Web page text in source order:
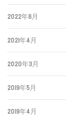
2022年6月
2021年4月
2020年3月
2019年5月
2019年4月